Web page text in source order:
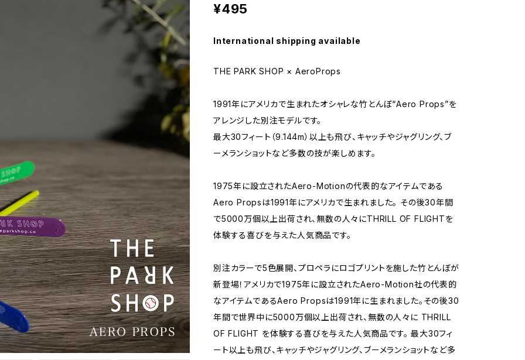
¥495
International shipping available
THE PARK SHOP × AeroProps
1991年にアメリカで生まれたオシャレな竹とんぼ“Aero Props”を
アレンジした別注モデルです。
最大30フィート（9.144m）以上も飛び、キャッチやジャグリング、ブ
ーメランショットなど多数の技が楽しめます。
1975年に設立されたAero-Motionの代表的なアイテムである
Aero Propsは1991年にアメリカで生まれました。 その後30年間
で5000万個以上出荷され、無数の人々にTHRILL OF FLIGHTを
体験する喜びを与えた人気商品です。
別注カラーで5色展開、プロペラにロゴプリントを施した竹とんぼが
新登場！アメリカで1975年に設立されたAero-Motion社の代表的
なアイテムであるAero Propsは1991年に生まれました。その後30
年間で世界中に5000万個以上出荷され、無数の人々に THRILL
OF FLIGHT を体験する喜びを与えた人気商品です。 最大30フィ
ート以上も飛び、キャッチやジャグリング、ブーメランショットなど多